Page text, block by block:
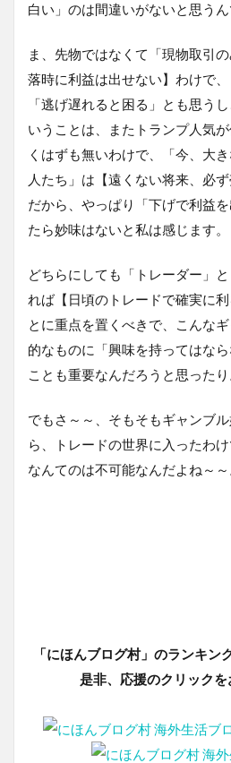
白い」のは間違いがないと思うん
ま、先物ではなくて「現物取引
落時に利益は出せない】わけで
「逃げ遅れると困る」とも思う
いうことは、またトランプ人気
くはずも無いわけで、「今、大
人たち」は【遠くない将来、必
だから、やっぱり「下げで利益
たら妙味はないと私は感じます。
どちらにしても「トレーダー」
れば【日頃のトレードで確実に
とに重点を置くべきで、こんな
的なものに「興味を持ってはな
ことも重要なんだろうと思ったり
でもさ～～、そもそもギャンブ
ら、トレードの世界に入ったわけ
なんてのは不可能なんだよね～～
「にほんブログ村」のランキン
是非、応援のクリックを